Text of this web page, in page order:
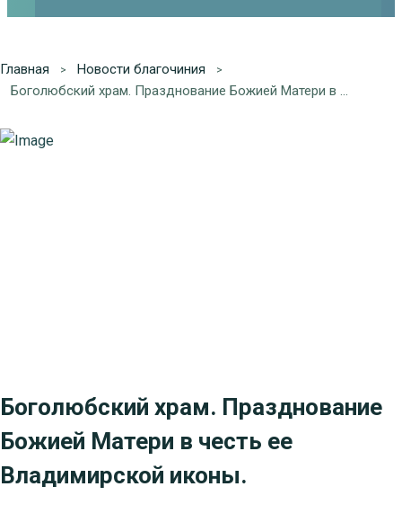
Главная
Новости благочиния
Боголюбский храм. Празднование Божией Матери в честь ее Владимирской иконы.
Боголюбский храм. Празднование
Божией Матери в честь ее
Владимирской иконы.